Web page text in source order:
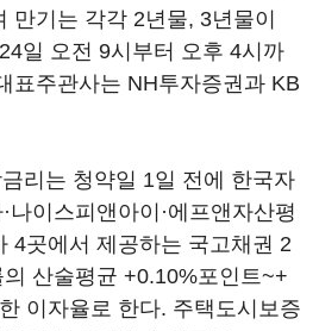
만기는 각각 2년물, 3년물이
일 오전 9시부터 오후 4시까
표주관사는 NH투자증권과 KB
리는 청약일 1일 전에 한국자
나이스피앤아이·에프앤자산평
4곳에서 제공하는 국고채권 2
산술평균 +0.10%포인트~+
이자율로 한다. 주택도시보증